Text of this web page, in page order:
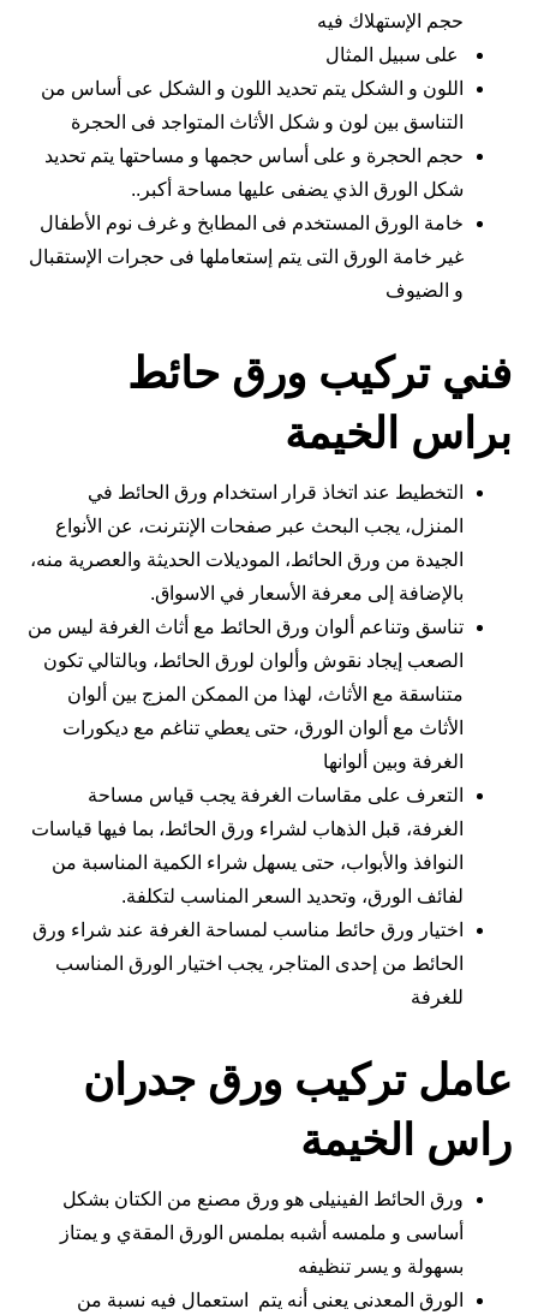
حجم الإستهلاك فيه
على سبيل المثال
اللون و الشكل يتم تحديد اللون و الشكل عى أساس من
التناسق بين لون و شكل الأثاث المتواجد فى الحجرة
حجم الحجرة و على أساس حجمها و مساحتها يتم تحديد
شكل الورق الذي يضفى عليها مساحة أكبر..
خامة الورق المستخدم فى المطابخ و غرف نوم الأطفال
غير خامة الورق التى يتم إستعاملها فى حجرات الإستقبال
و الضيوف
فني تركيب ورق حائط
براس الخيمة
التخطيط عند اتخاذ قرار استخدام ورق الحائط في
المنزل، يجب البحث عبر صفحات الإنترنت، عن الأنواع
الجيدة من ورق الحائط، الموديلات الحديثة والعصرية منه،
بالإضافة إلى معرفة الأسعار في الاسواق.
تناسق وتناعم ألوان ورق الحائط مع أثاث الغرفة ليس من
الصعب إيجاد نقوش وألوان لورق الحائط، وبالتالي تكون
متناسقة مع الأثاث، لهذا من الممكن المزج بين ألوان
الأثاث مع ألوان الورق، حتى يعطي تناغم مع ديكورات
الغرفة وبين ألوانها
التعرف على مقاسات الغرفة يجب قياس مساحة
الغرفة، قبل الذهاب لشراء ورق الحائط، بما فيها قياسات
النوافذ والأبواب، حتى يسهل شراء الكمية المناسبة من
لفائف الورق، وتحديد السعر المناسب لتكلفة.
اختيار ورق حائط مناسب لمساحة الغرفة عند شراء ورق
الحائط من إحدى المتاجر، يجب اختيار الورق المناسب
للغرفة
عامل تركيب ورق جدران
راس الخيمة
ورق الحائط الفينيلى هو ورق مصنع من الكتان بشكل
أساسى و ملمسه أشبه بملمس الورق المقةي و يمتاز
بسهولة و يسر تنظيفه
الورق المعدنى يعنى أنه يتم استعمال فيه نسبة من